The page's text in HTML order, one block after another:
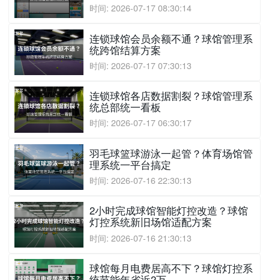
时间: 2026-07-17 08:30:14
连锁球馆会员余额不通？球馆管理系
统跨馆结算方案
时间: 2026-07-17 07:30:13
连锁球馆各店数据割裂？球馆管理系
统总部统一看板
时间: 2026-07-17 06:30:17
羽毛球篮球游泳一起管？体育场馆管
理系统一平台搞定
时间: 2026-07-16 22:30:13
2小时完成球馆智能灯控改造？球馆
灯控系统新旧场馆适配方案
时间: 2026-07-16 21:30:13
球馆每月电费居高不下？球馆灯控系